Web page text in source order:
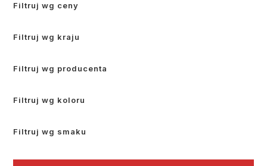
Filtruj wg ceny
Filtruj wg kraju
Filtruj wg producenta
Filtruj wg koloru
Filtruj wg smaku